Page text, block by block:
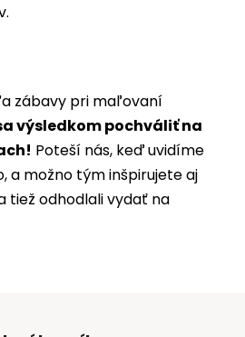
zábavy pri maľovaní
výsledkom pochváliť na
Poteší nás, keď uvidíme
a možno tým inšpirujete aj
tiež odhodlali vydať na